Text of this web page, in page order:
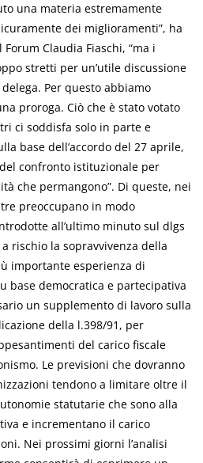
una materia estremamente
dei miglioramenti”, ha
Claudia Fiaschi, “ma i
stretti per un’utile discussione
Per questo abbiamo
proroga. Ciò che è stato votato
ci soddisfa solo in parte e
base dell’accordo del 27 aprile,
confronto istituzionale per
che permangono”. Di queste, nei
preoccupano in modo
all’ultimo minuto sul dlgs
rischio la sopravvivenza della
importante esperienza di
base democratica e partecipativa
un supplemento di lavoro sulla
della l.398/91, per
del carico fiscale
Le previsioni che dovranno
tendono a limitare oltre il
statutarie che sono alla
e incrementano il carico
Nei prossimi giorni l’analisi